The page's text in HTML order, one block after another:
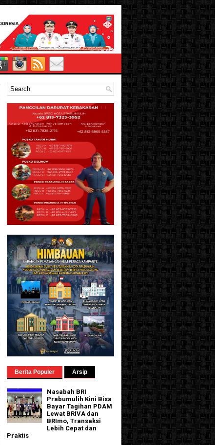
Berita Populer Arsip
Nasabah BRI
Prabumulih Kini Bisa
Bayar Tagihan PDAM
Lewat BRIVA dan
BRImo, Transaksi
Lebih Cepat dan
Praktis